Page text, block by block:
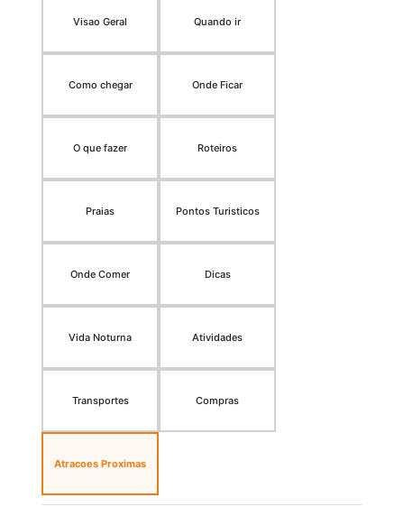
Visao Geral Quando ir
Como chegar Onde Ficar
O que fazer Roteiros
Praias Pontos Turisticos
Onde Comer Dicas
Vida Noturna Atividades
Transportes Compras
Atracoes Proximas